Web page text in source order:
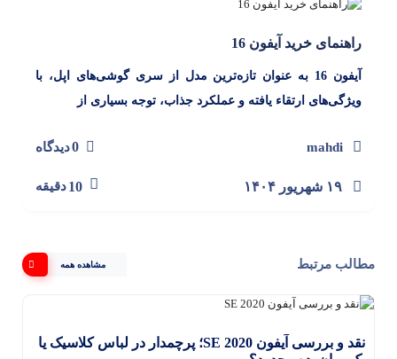
راهنمای خرید آیفون 16
آیفون 16 به عنوان تازه‌ترین مدل از سری گوشی‌های اپل، با
ویژگی‌های ارتقاء یافته و عملکرد جذاب، توجه بسیاری از
mahdi
0دیدگاه
۱۹ شهریور ۱۴۰۴ 10دقیقه
مطالب مرتبط مشاهده همه
نقد و بررسی آیفون SE 2020؛ پرچمدار در لباس کلاسیک یا